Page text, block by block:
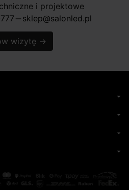
i projektowe
horizontal_rule sklep@salonled.pl
wizytę →
arrow_drop_down
arrow_drop_down
arrow_drop_down
arrow_drop_down